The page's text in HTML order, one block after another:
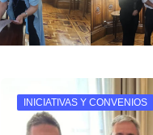
INICIATIVAS Y CONVENIOS